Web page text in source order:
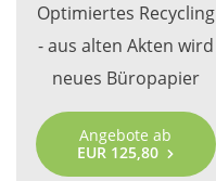
Optimiertes Recycling
- aus alten Akten wird
neues Büropapier
Angebote ab
EUR 125,80